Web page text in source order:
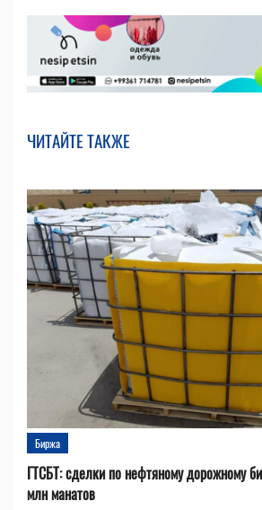
ЧИТАЙТЕ ТАКЖЕ
Биржа
ГТСБТ: сделки по нефтяному дорожному
млн манатов